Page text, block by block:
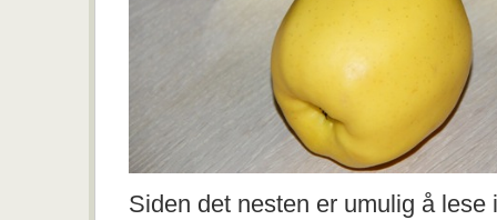
Siden det nesten er umulig å lese